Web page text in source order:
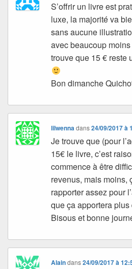
S’offrir un livre est
luxe, la majorité va
sans aucune
avec beaucoup
trouve que 15 € reste
Bon dimanche
lilwennadans24/09/2017 à
Je trouve que (pour
15€ le livre, c’est
commence à être
revenus, mais moins,
rapporter assez pour
que ça apportera plus
Bisous et bonne
Alaindans24/09/2017 à